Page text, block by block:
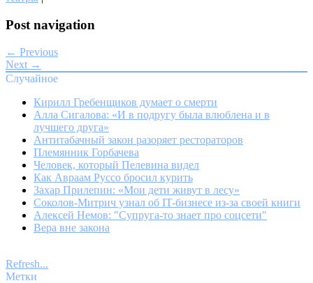
Post navigation
← Previous
Next →
Случайное
Кирилл Гребенщиков думает о смерти
Алла Сигалова: «И в подругу была влюблена и в
лучшего друга»
Антитабачный закон разоряет рестораторов
Племянник Горбачева
Человек, который Пелевина видел
Как Авраам Руссо бросил курить
Захар Прилепин: «Мои дети живут в лесу»
Соколов-Митрич узнал об IT-бизнесе из-за своей книги
Алексей Немов: "Супруга-то знает про соцсети"
Вера вне закона
Refresh...
Метки